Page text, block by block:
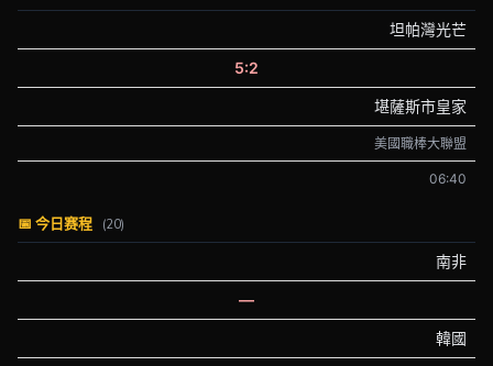
坦帕灣光芒
5:2
堪薩斯市皇家
美國職棒大聯盟
06:40
📅 今日赛程 (20)
南非
—
韓國